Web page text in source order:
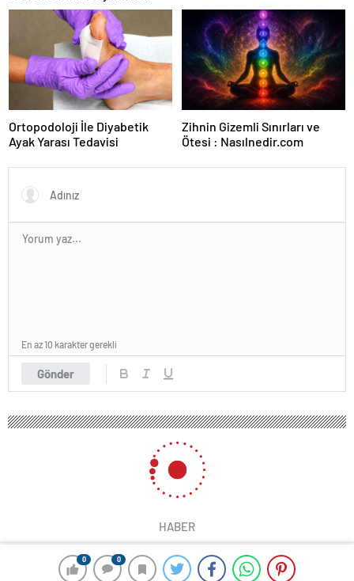
0 0
Karar Duruşmasına Çevrildi
Ortopodoloji İle Diyabetik
Ayak Yarası Tedavisi
Zihnin Gizemli Sınırları ve
Ötesi : Nasılnedir.com
Gönder
En az 10 karakter gerekli
HABER